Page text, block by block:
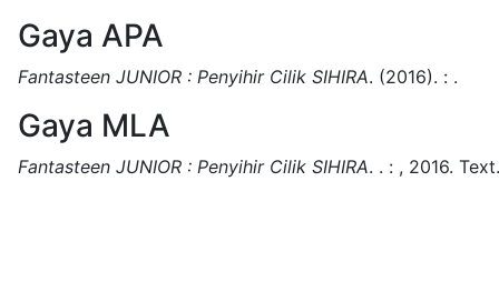
Gaya APA
Fantasteen JUNIOR : Penyihir Cilik SIHIRA. (2016). : .
Gaya MLA
Fantasteen JUNIOR : Penyihir Cilik SIHIRA. . : , 2016. Text.